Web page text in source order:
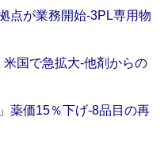
点が業務開始‐3PL専用物
米国で急拡大‐他剤からの
薬価15％下げ‐8品目の再